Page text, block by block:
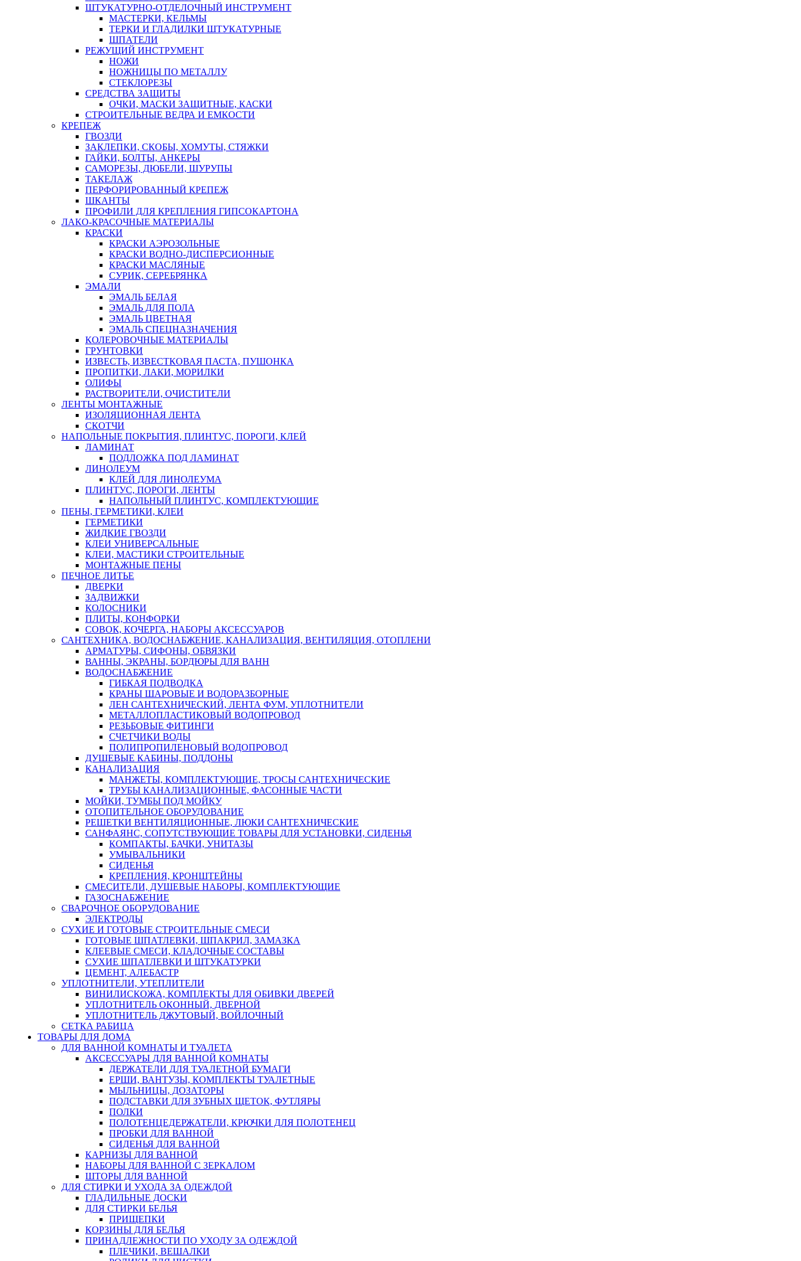
ШТУКАТУРНО-ОТДЕЛОЧНЫЙ ИНСТРУМЕНТ
МАСТЕРКИ, КЕЛЬМЫ
ТЕРКИ И ГЛАДИЛКИ ШТУКАТУРНЫЕ
ШПАТЕЛИ
РЕЖУЩИЙ ИНСТРУМЕНТ
НОЖИ
НОЖНИЦЫ ПО МЕТАЛЛУ
СТЕКЛОРЕЗЫ
СРЕДСТВА ЗАЩИТЫ
ОЧКИ, МАСКИ ЗАЩИТНЫЕ, КАСКИ
СТРОИТЕЛЬНЫЕ ВЕДРА И ЕМКОСТИ
КРЕПЕЖ
ГВОЗДИ
ЗАКЛЕПКИ, СКОБЫ, ХОМУТЫ, СТЯЖКИ
ГАЙКИ, БОЛТЫ, АНКЕРЫ
САМОРЕЗЫ, ДЮБЕЛИ, ШУРУПЫ
ТАКЕЛАЖ
ПЕРФОРИРОВАННЫЙ КРЕПЕЖ
ШКАНТЫ
ПРОФИЛИ ДЛЯ КРЕПЛЕНИЯ ГИПСОКАРТОНА
ЛАКО-КРАСОЧНЫЕ МАТЕРИАЛЫ
КРАСКИ
КРАСКИ АЭРОЗОЛЬНЫЕ
КРАСКИ ВОДНО-ДИСПЕРСИОННЫЕ
КРАСКИ МАСЛЯНЫЕ
СУРИК, СЕРЕБРЯНКА
ЭМАЛИ
ЭМАЛЬ БЕЛАЯ
ЭМАЛЬ ДЛЯ ПОЛА
ЭМАЛЬ ЦВЕТНАЯ
ЭМАЛЬ СПЕЦНАЗНАЧЕНИЯ
КОЛЕРОВОЧНЫЕ МАТЕРИАЛЫ
ГРУНТОВКИ
ИЗВЕСТЬ, ИЗВЕСТКОВАЯ ПАСТА, ПУШОНКА
ПРОПИТКИ, ЛАКИ, МОРИЛКИ
ОЛИФЫ
РАСТВОРИТЕЛИ, ОЧИСТИТЕЛИ
ЛЕНТЫ МОНТАЖНЫЕ
ИЗОЛЯЦИОННАЯ ЛЕНТА
СКОТЧИ
НАПОЛЬНЫЕ ПОКРЫТИЯ, ПЛИНТУС, ПОРОГИ, КЛЕЙ
ЛАМИНАТ
ПОДЛОЖКА ПОД ЛАМИНАТ
ЛИНОЛЕУМ
КЛЕЙ ДЛЯ ЛИНОЛЕУМА
ПЛИНТУС, ПОРОГИ, ЛЕНТЫ
НАПОЛЬНЫЙ ПЛИНТУС, КОМПЛЕКТУЮЩИЕ
ПЕНЫ, ГЕРМЕТИКИ, КЛЕИ
ГЕРМЕТИКИ
ЖИДКИЕ ГВОЗДИ
КЛЕИ УНИВЕРСАЛЬНЫЕ
КЛЕИ, МАСТИКИ СТРОИТЕЛЬНЫЕ
МОНТАЖНЫЕ ПЕНЫ
ПЕЧНОЕ ЛИТЬЕ
ДВЕРКИ
ЗАДВИЖКИ
КОЛОСНИКИ
ПЛИТЫ, КОНФОРКИ
СОВОК, КОЧЕРГА, НАБОРЫ АКСЕССУАРОВ
САНТЕХНИКА, ВОДОСНАБЖЕНИЕ, КАНАЛИЗАЦИЯ, ВЕНТИЛЯЦИЯ, ОТОПЛЕНИ
АРМАТУРЫ, СИФОНЫ, ОБВЯЗКИ
ВАННЫ, ЭКРАНЫ, БОРДЮРЫ ДЛЯ ВАНН
ВОДОСНАБЖЕНИЕ
ГИБКАЯ ПОДВОДКА
КРАНЫ ШАРОВЫЕ И ВОДОРАЗБОРНЫЕ
ЛЕН САНТЕХНИЧЕСКИЙ, ЛЕНТА ФУМ, УПЛОТНИТЕЛИ
МЕТАЛЛОПЛАСТИКОВЫЙ ВОДОПРОВОД
РЕЗЬБОВЫЕ ФИТИНГИ
СЧЕТЧИКИ ВОДЫ
ПОЛИПРОПИЛЕНОВЫЙ ВОДОПРОВОД
ДУШЕВЫЕ КАБИНЫ, ПОДДОНЫ
КАНАЛИЗАЦИЯ
МАНЖЕТЫ, КОМПЛЕКТУЮЩИЕ, ТРОСЫ САНТЕХНИЧЕСКИЕ
ТРУБЫ КАНАЛИЗАЦИОННЫЕ, ФАСОННЫЕ ЧАСТИ
МОЙКИ, ТУМБЫ ПОД МОЙКУ
ОТОПИТЕЛЬНОЕ ОБОРУДОВАНИЕ
РЕШЕТКИ ВЕНТИЛЯЦИОННЫЕ, ЛЮКИ САНТЕХНИЧЕСКИЕ
САНФАЯНС, СОПУТСТВУЮЩИЕ ТОВАРЫ ДЛЯ УСТАНОВКИ, СИДЕНЬЯ
КОМПАКТЫ, БАЧКИ, УНИТАЗЫ
УМЫВАЛЬНИКИ
СИДЕНЬЯ
КРЕПЛЕНИЯ, КРОНШТЕЙНЫ
СМЕСИТЕЛИ, ДУШЕВЫЕ НАБОРЫ, КОМПЛЕКТУЮЩИЕ
ГАЗОСНАБЖЕНИЕ
СВАРОЧНОЕ ОБОРУДОВАНИЕ
ЭЛЕКТРОДЫ
СУХИЕ И ГОТОВЫЕ СТРОИТЕЛЬНЫЕ СМЕСИ
ГОТОВЫЕ ШПАТЛЕВКИ, ШПАКРИЛ, ЗАМАЗКА
КЛЕЕВЫЕ СМЕСИ, КЛАДОЧНЫЕ СОСТАВЫ
СУХИЕ ШПАТЛЕВКИ И ШТУКАТУРКИ
ЦЕМЕНТ, АЛЕБАСТР
УПЛОТНИТЕЛИ, УТЕПЛИТЕЛИ
ВИНИЛИСКОЖА, КОМПЛЕКТЫ ДЛЯ ОБИВКИ ДВЕРЕЙ
УПЛОТНИТЕЛЬ ОКОННЫЙ, ДВЕРНОЙ
УПЛОТНИТЕЛЬ ДЖУТОВЫЙ, ВОЙЛОЧНЫЙ
СЕТКА РАБИЦА
ТОВАРЫ ДЛЯ ДОМА
ДЛЯ ВАННОЙ КОМНАТЫ И ТУАЛЕТА
АКСЕССУАРЫ ДЛЯ ВАННОЙ КОМНАТЫ
ДЕРЖАТЕЛИ ДЛЯ ТУАЛЕТНОЙ БУМАГИ
ЕРШИ, ВАНТУЗЫ, КОМПЛЕКТЫ ТУАЛЕТНЫЕ
МЫЛЬНИЦЫ, ДОЗАТОРЫ
ПОДСТАВКИ ДЛЯ ЗУБНЫХ ЩЕТОК, ФУТЛЯРЫ
ПОЛКИ
ПОЛОТЕНЦЕДЕРЖАТЕЛИ, КРЮЧКИ ДЛЯ ПОЛОТЕНЕЦ
ПРОБКИ ДЛЯ ВАННОЙ
СИДЕНЬЯ ДЛЯ ВАННОЙ
КАРНИЗЫ ДЛЯ ВАННОЙ
НАБОРЫ ДЛЯ ВАННОЙ С ЗЕРКАЛОМ
ШТОРЫ ДЛЯ ВАННОЙ
ДЛЯ СТИРКИ И УХОДА ЗА ОДЕЖДОЙ
ГЛАДИЛЬНЫЕ ДОСКИ
ДЛЯ СТИРКИ БЕЛЬЯ
ПРИЩЕПКИ
КОРЗИНЫ ДЛЯ БЕЛЬЯ
ПРИНАДЛЕЖНОСТИ ПО УХОДУ ЗА ОДЕЖДОЙ
ПЛЕЧИКИ, ВЕШАЛКИ